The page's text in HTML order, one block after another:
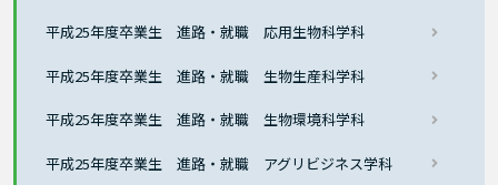
平成25年度卒業生 進路・就職 応用生物科学科
平成25年度卒業生 進路・就職 生物生産科学科
平成25年度卒業生 進路・就職 生物環境科学科
平成25年度卒業生 進路・就職 アグリビジネス学科